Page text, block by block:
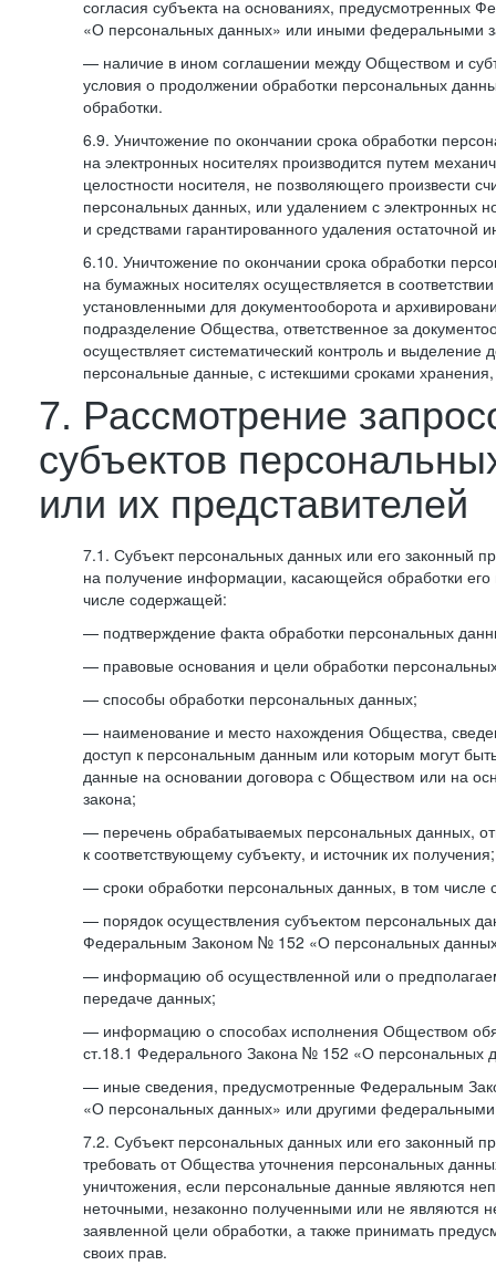
согласия субъекта на основаниях, предусмотренных
«О персональных данных» или иными федеральными
— наличие в ином соглашении между Обществом и
условия о продолжении обработки персональных
обработки.
6.9. Уничтожение по окончании срока обработки
на электронных носителях производится путем
целостности носителя, не позволяющего произвести
персональных данных, или удалением с электронных
и средствами гарантированного удаления остаточной
6.10. Уничтожение по окончании срока обработки
на бумажных носителях осуществляется в
установленными для документооборота и
подразделение Общества, ответственное за
осуществляет систематический контроль и выделение
персональные данные, с истекшими сроками
7. Рассмотрение
субъектов
или их представителей
7.1. Субъект персональных данных или его законный
на получение информации, касающейся обработки
числе содержащей:
— подтверждение факта обработки персональных
— правовые основания и цели обработки
— способы обработки персональных данных;
— наименование и место нахождения Общества,
доступ к персональным данным или которым могут
данные на основании договора с Обществом или на
закона;
— перечень обрабатываемых персональных данных,
к соответствующему субъекту, и источник их получения;
— сроки обработки персональных данных, в том числе
— порядок осуществления субъектом персональных
Федеральным Законом № 152 «О персональных
— информацию об осуществленной или о
передаче данных;
— информацию о способах исполнения Обществом
ст.18.1 Федерального Закона № 152 «О персональных
— иные сведения, предусмотренные Федеральным
«О персональных данных» или другими
7.2. Субъект персональных данных или его законный
требовать от Общества уточнения персональных
уничтожения, если персональные данные являются
неточными, незаконно полученными или не являются
заявленной цели обработки, а также принимать
своих прав.